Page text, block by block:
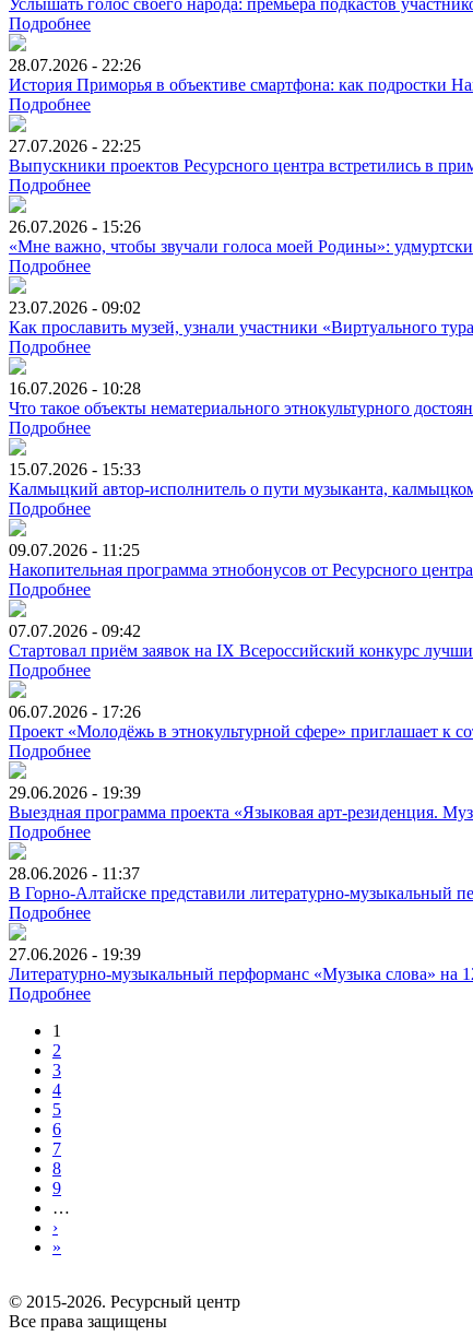
Подробнее
28.07.2026 - 22:26
История Приморья в объективе смартфона: как подростки
Подробнее
27.07.2026 - 22:25
Выпускники проектов Ресурсного центра встретились в
Подробнее
26.07.2026 - 15:26
«Мне важно, чтобы звучали голоса моей Родины»:
Подробнее
23.07.2026 - 09:02
Как прославить музей, узнали участники «Виртуального
Подробнее
16.07.2026 - 10:28
Что такое объекты нематериального этнокультурного
Подробнее
15.07.2026 - 15:33
Калмыцкий автор-исполнитель о пути музыканта,
Подробнее
09.07.2026 - 11:25
Накопительная программа этнобонусов от Ресурсного
Подробнее
07.07.2026 - 09:42
Стартовал приём заявок на IX Всероссийский конкурс
Подробнее
06.07.2026 - 17:26
Проект «Молодёжь в этнокультурной сфере» приглашает к
Подробнее
29.06.2026 - 19:39
Выездная программа проекта «Языковая арт-резиденция.
Подробнее
28.06.2026 - 11:37
В Горно-Алтайске представили литературно-музыкальный
Подробнее
27.06.2026 - 19:39
Литературно-музыкальный перформанс «Музыка слова» на
Подробнее
1
2
3
4
5
6
7
8
9
…
›
»
© 2015-2026. Ресурсный центр
Все права защищены